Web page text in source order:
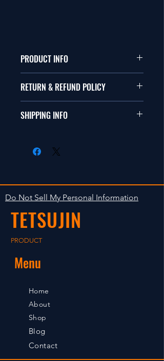
PRODUCT INFO
本品は1/10サイズのラジオコント
This items fit in with 1/10 sizes of
RETURN & REFUND POLICY
商品に明らかな欠陥がないかぎり
isn't accepted in goods.
SHIPPING INFO
します。海外への出荷は入金確認
The occasion with the stock is
shipped in 2-5 days. Shipment to
foreign countries will be shipment
after payment confirmation.
Do Not Sell My Personal Information
TETSUJIN
PRODUCT
Menu
Home
About
Shop
Blog
Contact